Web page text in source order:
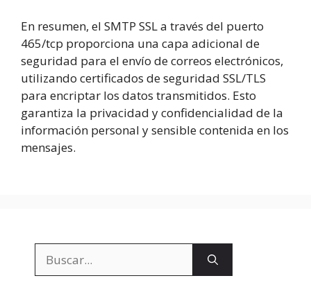
En resumen, el SMTP SSL a través del puerto
465/tcp proporciona una capa adicional de
seguridad para el envío de correos electrónicos,
utilizando certificados de seguridad SSL/TLS
para encriptar los datos transmitidos. Esto
garantiza la privacidad y confidencialidad de la
información personal y sensible contenida en los
mensajes.